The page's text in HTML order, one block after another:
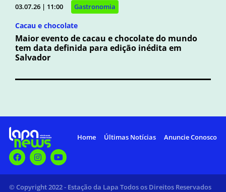
03.07.26 | 11:00 Gastronomia
Cacau e chocolate
Maior evento de cacau e chocolate do mundo
tem data definida para edição inédita em
Salvador
Home Últimas Notícias Anuncie Conosco
© Copyright 2022 - Estação da Lapa Todos os Direitos Reservados